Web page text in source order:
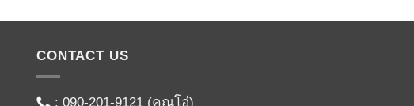
CONTACT US
: 090-201-9121(คุณโอ๋)